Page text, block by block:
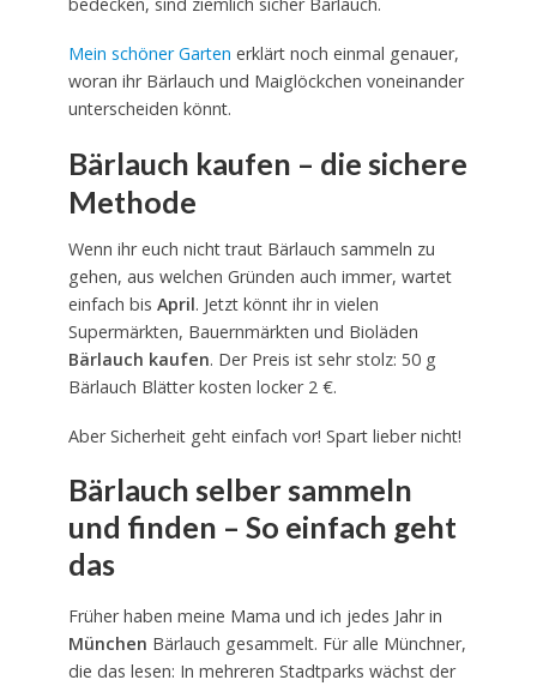
Mein schöner Garten erklärt noch einmal genauer,
woran ihr Bärlauch und Maiglöckchen voneinander
unterscheiden könnt.
Bärlauch kaufen – die sichere
Methode
Wenn ihr euch nicht traut Bärlauch sammeln zu
gehen, aus welchen Gründen auch immer, wartet
einfach bis April. Jetzt könnt ihr in vielen
Supermärkten, Bauernmärkten und Bioläden
Bärlauch kaufen. Der Preis ist sehr stolz: 50 g
Bärlauch Blätter kosten locker 2 €.
Aber Sicherheit geht einfach vor! Spart lieber nicht!
Bärlauch selber sammeln
und finden – So einfach geht
das
Früher haben meine Mama und ich jedes Jahr in
München Bärlauch gesammelt. Für alle Münchner,
die das lesen: In mehreren Stadtparks wächst der